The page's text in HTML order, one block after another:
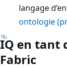
langage
ontologie
IQ en tant
Fabric